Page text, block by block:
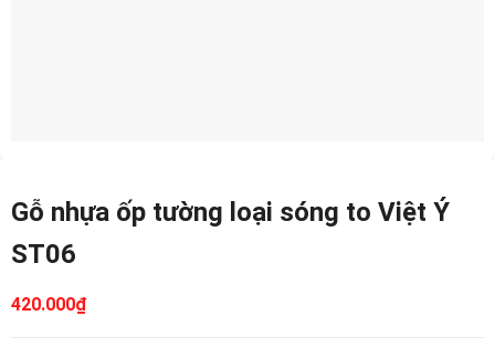
Gỗ nhựa ốp tường loại sóng to Việt Ý
ST06
420.000₫